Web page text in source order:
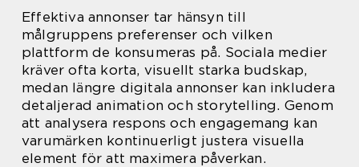
Effektiva annonser tar hänsyn till
målgruppens preferenser och vilken
plattform de konsumeras på. Sociala medier
kräver ofta korta, visuellt starka budskap,
medan längre digitala annonser kan inkludera
detaljerad animation och storytelling. Genom
att analysera respons och engagemang kan
varumärken kontinuerligt justera visuella
element för att maximera påverkan.